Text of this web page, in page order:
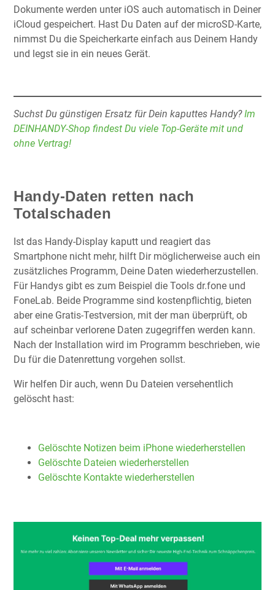
Dokumente werden unter iOS auch automatisch in Deiner
iCloud gespeichert. Hast Du Daten auf der microSD-Karte,
nimmst Du die Speicherkarte einfach aus Deinem Handy
und legst sie in ein neues Gerät.
Suchst Du günstigen Ersatz für Dein kaputtes Handy?Im
DEINHANDY-Shop findest Du viele Top-Geräte mit und
ohne Vertrag!
Handy-Daten retten nach
Totalschaden
Ist das Handy-Display kaputt und reagiert das
Smartphone nicht mehr, hilft Dir möglicherweise auch ein
zusätzliches Programm, Deine Daten wiederherzustellen.
Für Handys gibt es zum Beispiel die Tools dr.fone und
FoneLab. Beide Programme sind kostenpflichtig, bieten
aber eine Gratis-Testversion, mit der man überprüft, ob
auf scheinbar verlorene Daten zugegriffen werden kann.
Nach der Installation wird im Programm beschrieben, wie
Du für die Datenrettung vorgehen sollst.
Wir helfen Dir auch, wenn Du Dateien versehentlich
gelöscht hast:
Gelöschte Notizen beim iPhone wiederherstellen
Gelöschte Dateien wiederherstellen
Gelöschte Kontakte wiederherstellen